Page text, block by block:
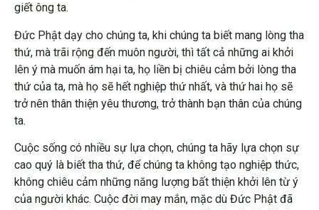
giết ông ta.
Đức Phật dạy cho chúng ta, khi chúng ta biết mang lòng tha
thứ, mà trãi rộng đến muôn người, thì tất cả những ai khởi
lên ý mà muốn ám hại ta, họ liền bị chiêu cảm bởi lòng tha
thứ của ta, mà họ sẽ hết nghiệp thứ nhất, và thứ hai họ sẽ
trở nên thân thiện yêu thương, trở thành bạn thân của chúng
ta.
Cuộc sống có nhiều sự lựa chọn, chúng ta hãy lựa chọn sự
cao quý là biết tha thứ, để chúng ta không tạo nghiệp thức,
không chiêu cảm những năng lượng bất thiện khởi lên từ ý
của người khác. Cuộc đời may mắn, mặc dù Đức Phật đã